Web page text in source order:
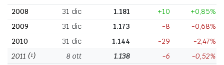
2008
31 dic 1.181 +10
+0,85%
2009
31 dic 1.173 -8
-0,68%
2010
31 dic 1.144 -29
-2,47%
2011 (¹) 8 ott 1.138 -6
-0,52%